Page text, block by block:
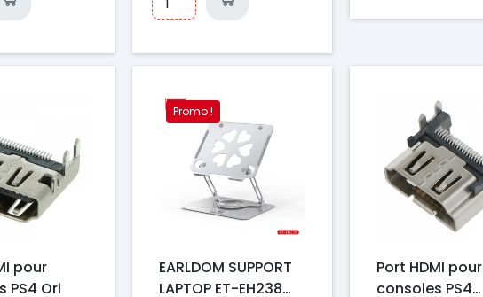
pour
PS4 Ori
Promo !
EARLDOM SUPPORT
LAPTOP ET-EH238
Port HDMI pour
consoles PS4